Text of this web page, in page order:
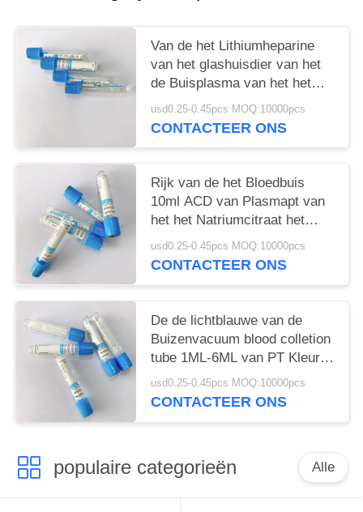
Van de het Lithiumheparine
van het glashuisdier van het
de Buisplasma van het het
Natriumcitraat het Bloedbuis
6ml
usd0.25-0.45pcs MOQ:10000pcs
CONTACTEER ONS
Rijk van de het Bloedbuis
10ml ACD van Plasmapt van
het het Natriumcitraat het
9:1activator Gel
usd0.25-0.45pcs MOQ:10000pcs
CONTACTEER ONS
De de lichtblauwe van de
Buizenvacuum blood colletion
tube 1ML-6ML van PT Kleuren
en Tests voor Phlebotomy
usd0.25-0.45pcs MOQ:10000pcs
CONTACTEER ONS
populaire categorieën Alle